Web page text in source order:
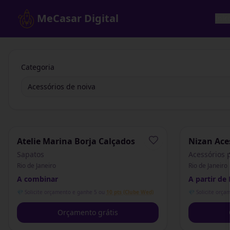
MeCasar Digital
Categoria
Acessórios de noiva
Atelie Marina Borja Calçados
Sapatos
Rio de Janeiro
A combinar
10 pts (Clube Wed)
Orçamento grátis
Nizan
Acessórios
Rio de Janeiro
A partir de